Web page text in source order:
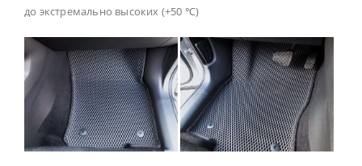
до экстремально высоких (+50 ℃)